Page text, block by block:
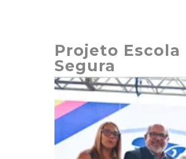
Projeto Escola
Segura